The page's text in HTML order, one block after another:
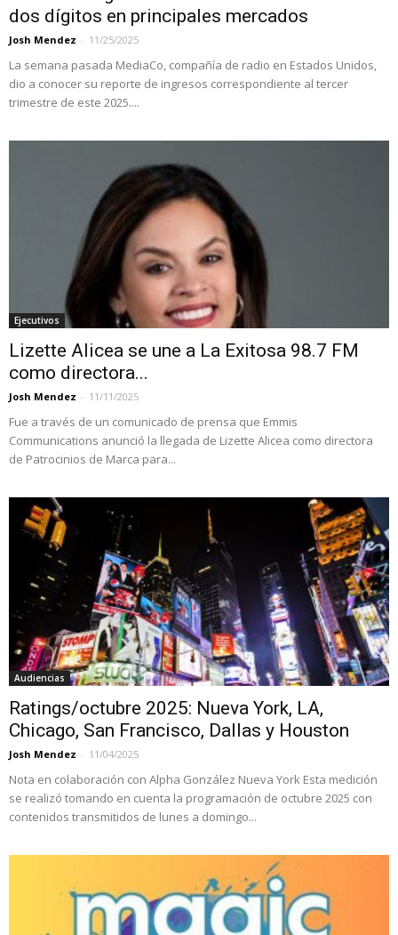
dos dígitos en principales mercados
Josh Mendez - 11/25/2025
La semana pasada MediaCo, compañía de radio en Estados Unidos,
dio a conocer su reporte de ingresos correspondiente al tercer
trimestre de este 2025....
Ejecutivos
Lizette Alicea se une a La Exitosa 98.7 FM
como directora...
Josh Mendez - 11/11/2025
Fue a través de un comunicado de prensa que Emmis
Communications anunció la llegada de Lizette Alicea como directora
de Patrocinios de Marca para...
Audiencias
Ratings/octubre 2025: Nueva York, LA,
Chicago, San Francisco, Dallas y Houston
Josh Mendez - 11/04/2025
Nota en colaboración con Alpha González Nueva York Esta medición
se realizó tomando en cuenta la programación de octubre 2025 con
contenidos transmitidos de lunes a domingo...